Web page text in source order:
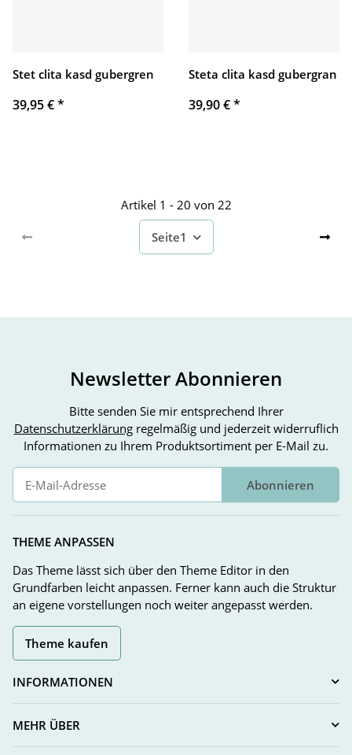
Stet clita kasd gubergren
39,95 €*
Steta clita kasd gubergran
39,90 €*
Artikel 1 - 20 von 22
Seite1
Newsletter Abonnieren
Bitte senden Sie mir entsprechend Ihrer
Datenschutzerklärungregelmäßig und jederzeit widerruflich
Informationen zu Ihrem Produktsortiment per E-Mail zu.
Abonnieren
THEME ANPASSEN
Das Theme lässt sich über den Theme Editor in den
Grundfarben leicht anpassen. Ferner kann auch die Struktur
an eigene vorstellungen noch weiter angepasst werden.
Theme kaufen
INFORMATIONEN
MEHR ÜBER